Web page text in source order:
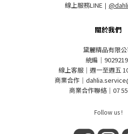
線上服務LINE ｜
關於我們
黛麗精品有限
統編｜
線上客服｜週一至週五
商業合作｜
商業合作聯絡｜07
Follow us !